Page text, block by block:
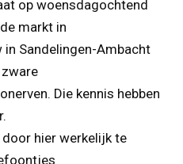
op woensdagochtend
markt in
in Sandelingen-Ambacht
Die kennis hebben
hier werkelijk te